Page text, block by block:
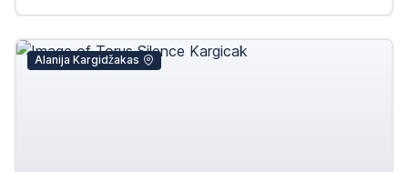
Alanija Kargidžakas